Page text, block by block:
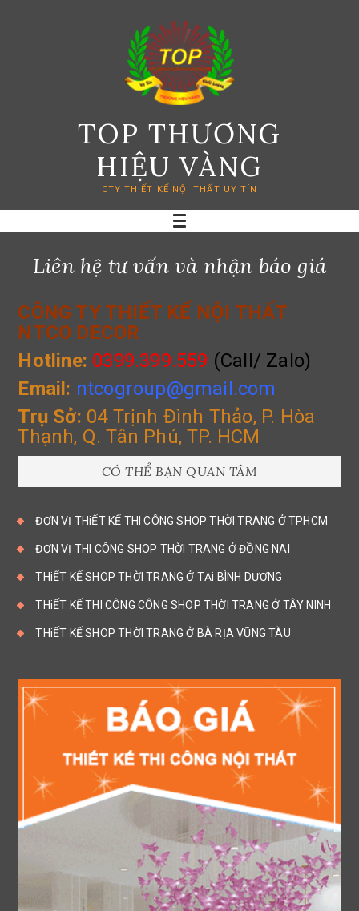
TOP THƯƠNG
HIỆU VÀNG
CTY THIẾT KẾ NỘI THẤT UY TÍN
Liên hệ tư vấn và nhận báo giá
CÔNG TY THIẾT KẾ NỘI THẤT
NTCO DECOR
Hotline: 0399.399.559 (Call/ Zalo)
Email: ntcogroup@gmail.com
Trụ Sở: 04 Trịnh Đình Thảo, P. Hòa
Thạnh, Q. Tân Phú, TP. HCM
CÓ THỂ BẠN QUAN TÂM
ĐƠN VỊ THiẾT KẾ THI CÔNG SHOP THỜI TRANG Ở TPHCM
ĐƠN VỊ THI CÔNG SHOP THỜI TRANG Ở ĐỒNG NAI
THiẾT KẾ SHOP THỜI TRANG Ở TẠi BÌNH DƯƠNG
THiẾT KẾ THI CÔNG CÔNG SHOP THỜI TRANG Ở TÂY NINH
THiẾT KẾ SHOP THỜI TRANG Ở BÀ RỊA VŨNG TÀU